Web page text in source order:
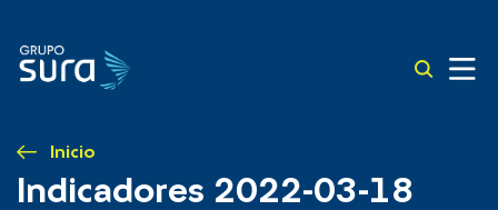
Inicio
Indicadores 2022-03-18